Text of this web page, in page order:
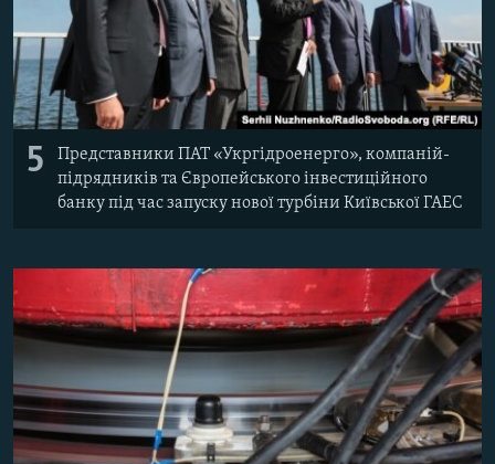
5
Представники ПАТ «Укргідроенерго», компаній-
підрядників та Європейського інвестиційного
банку під час запуску нової турбіни Київської ГАЕС